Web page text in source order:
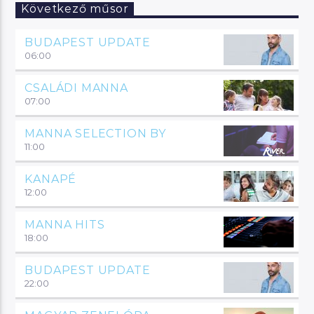
Következő műsor
BUDAPEST UPDATE
06:00
CSALÁDI MANNA
07:00
MANNA SELECTION BY
11:00
KANAPÉ
12:00
MANNA HITS
18:00
BUDAPEST UPDATE
22:00